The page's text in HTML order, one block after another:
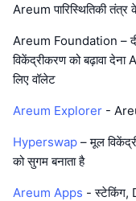
Areum पारिस्थितिकी
Areum Foundation –
विकेंद्रीकरण को बढ़ावा
लिए वॉलेट
Areum Explorer -
Hyperswap – मूल
को सुगम बनाता है
Areum Apps - स्टेकिंग,